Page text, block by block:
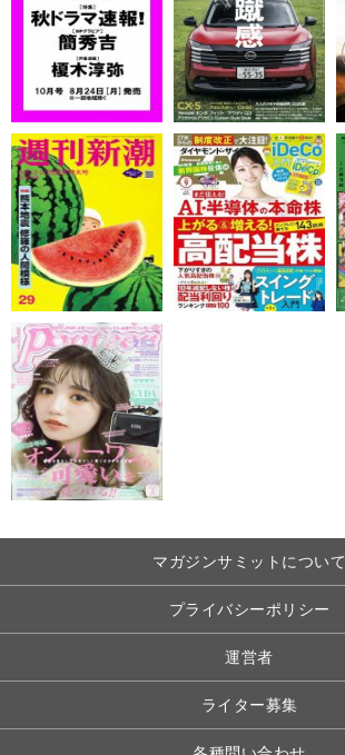
マガジンサミットについて
プライバシーポリシー
運営者
ライター募集